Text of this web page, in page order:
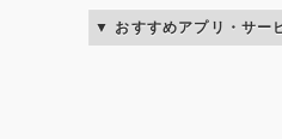
おすすめアプリ・サー